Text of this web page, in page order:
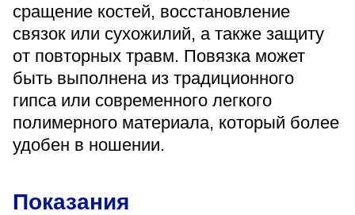
08:00–15:45
перерыв 12:00–12:30
Администратор
+7 (4742) 72-73-31
сращение костей, восстановление
связок или сухожилий, а также защиту
от повторных травм. Повязка может
быть выполнена из традиционного
гипса или современного легкого
полимерного материала, который более
удобен в ношении.
Показания